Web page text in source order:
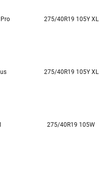
275/40R19 105Y XL
275/40R19 105Y XL
275/40R19 105W